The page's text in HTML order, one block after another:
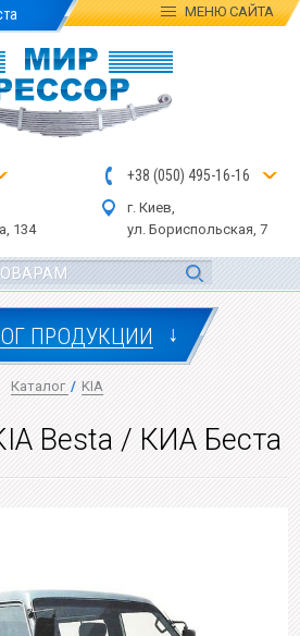
МЕНЮСАЙТА
, 134
+38 (050) 495-16-16
г. Киев,
ул. Бориспольская, 7
ПРОДУКЦИИ ↓
Каталог / KIA
Besta / КИА Беста